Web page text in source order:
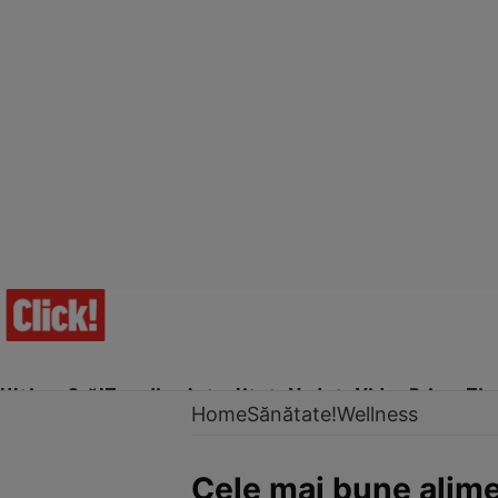
Ultima Oră!Trending Actualitate Vedete Video Prime Time
HomeSănătate!Wellness
Cele mai bune